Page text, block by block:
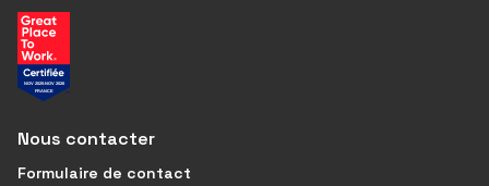
Nous contacter
Formulaire de contact